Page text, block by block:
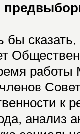
бы
работы
к
анализ